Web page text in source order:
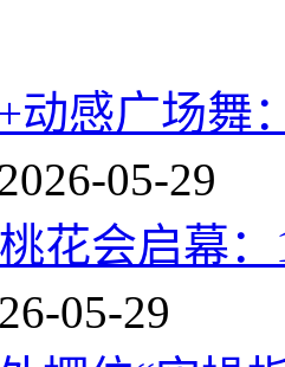
动感广场舞
05-29
花会启幕
05-29